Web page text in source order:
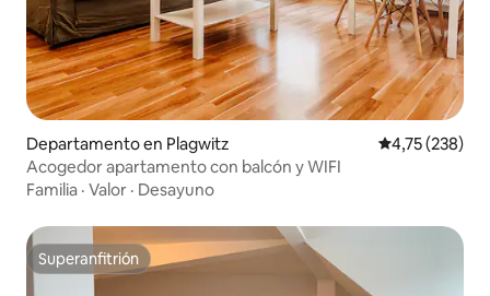
Departamento en Plagwitz Calificación
4,75 (238)
Acogedor apartamento con balcón y WIFI
Familia · Valor · Desayuno
Superanfitrión
Superanfitrión